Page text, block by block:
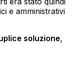
e amministrativi
soluzione,